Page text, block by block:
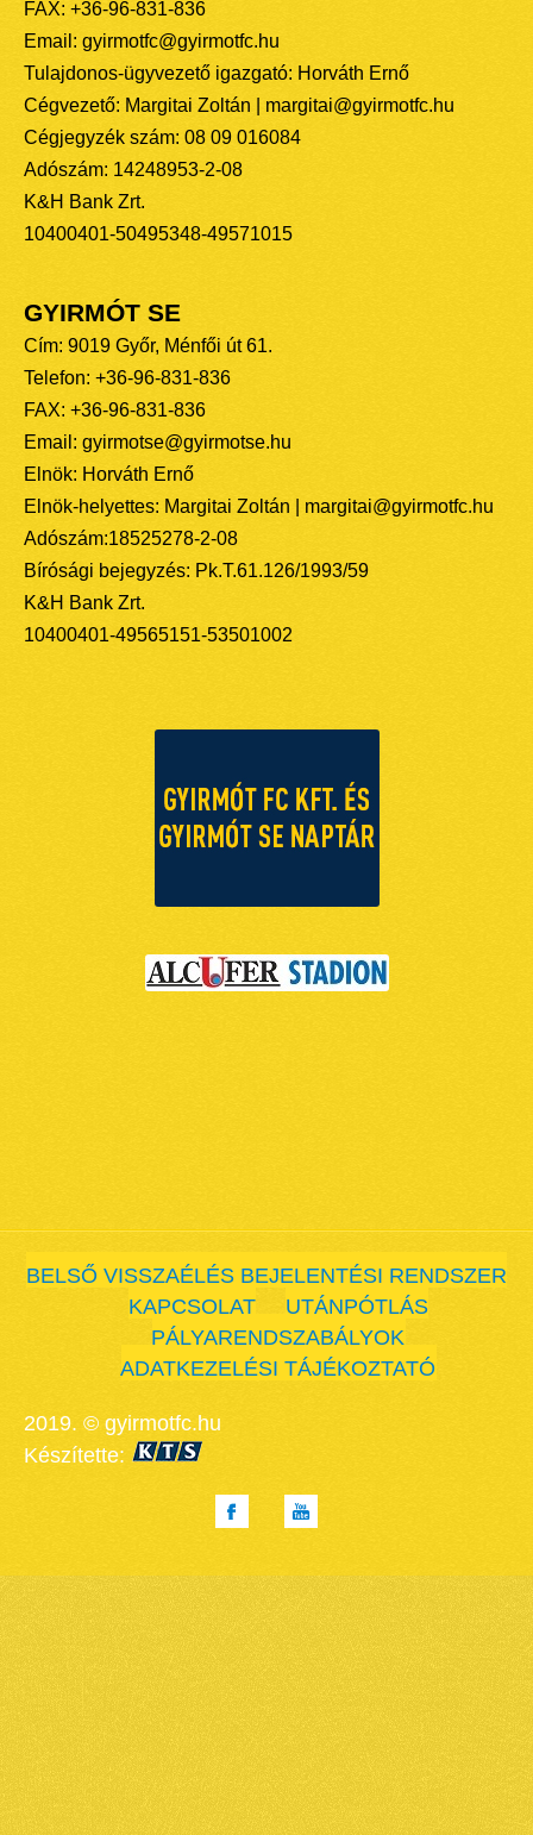
FAX: +36-96-831-836
Email: gyirmotfc@gyirmotfc.hu
Tulajdonos-ügyvezető igazgató: Horváth Ernő
Cégvezető: Margitai Zoltán | margitai@gyirmotfc.hu
Cégjegyzék szám: 08 09 016084
Adószám: 14248953-2-08
K&H Bank Zrt.
10400401-50495348-49571015
GYIRMÓT SE
Cím: 9019 Győr, Ménfői út 61.
Telefon: +36-96-831-836
FAX: +36-96-831-836
Email: gyirmotse@gyirmotse.hu
Elnök: Horváth Ernő
Elnök-helyettes: Margitai Zoltán | margitai@gyirmotfc.hu
Adószám:18525278-2-08
Bírósági bejegyzés: Pk.T.61.126/1993/59
K&H Bank Zrt.
10400401-49565151-53501002
BELSŐ VISSZAÉLÉS BEJELENTÉSI RENDSZER
KAPCSOLAT
UTÁNPÓTLÁS
PÁLYARENDSZABÁLYOK
ADATKEZELÉSI TÁJÉKOZTATÓ
2019. © gyirmotfc.hu
Készítette: